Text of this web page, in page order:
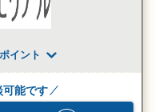
イント
可能です